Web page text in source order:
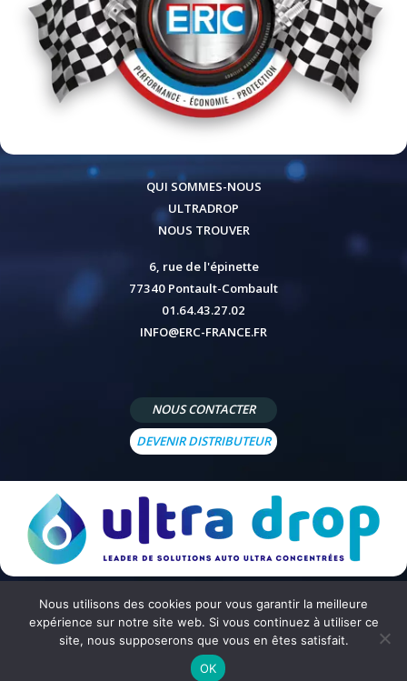
QUI SOMMES-NOUS
ULTRADROP
NOUS TROUVER
6, rue de l'épinette
77340 Pontault-Combault
01.64.43.27.02
INFO@ERC-FRANCE.FR
NOUS CONTACTER
DEVENIR DISTRIBUTEUR
© 2026 - Site réalisé par Peppermint Agency Mentions légales Politique de confidentialité
générales de vente
Nous utilisons des cookies pour vous garantir la meilleure
expérience sur notre site web. Si vous continuez à utiliser ce
site, nous supposerons que vous en êtes satisfait.
OK